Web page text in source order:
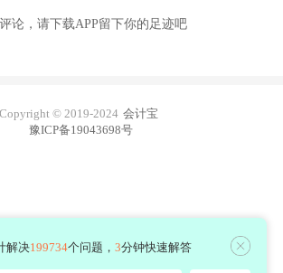
论，请下载APP留下你的足迹吧
Copyright © 2019-2024 会计宝
豫ICP备19043698号
解决199734个问题， 3分钟快速解答